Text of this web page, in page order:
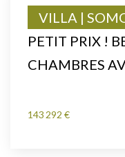
PETIT PRIX !
CHAMBRES
VILLA |
143 292 €